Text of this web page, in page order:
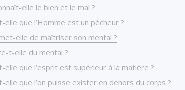
elle le bien et le mal ?
elle que l’Homme est un pécheur ?
elle de maîtriser son mental ?
t-elle du mental ?
elle que l’esprit est supérieur à la matière ?
elle que l’on puisse exister en dehors du corps ?